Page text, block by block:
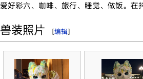
爱好彩六、咖啡、旅行、睡觉、做饭。在
兽装照片 [编辑]